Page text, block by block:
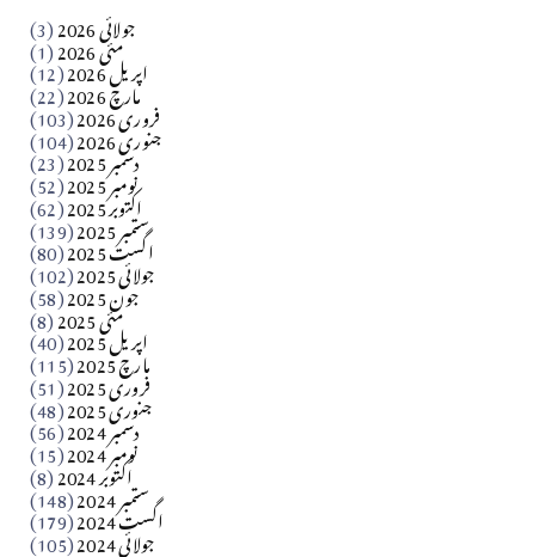
آزاد کشمیر جیسے احتجاج کی ضرورت ہے؟ از،،، ظہیرالدین
جولائی 2026 (3) مئی 2026 (1) اپریل 2026 (12) مارچ 2026 (22) فروری 2026 (103) جنوری 2026 (104) دسمبر 2025 (23) نومبر 2025 (52) اکتوبر 2025 (62) ستمبر 2025 (139) اگست 2025 (80) جولائی 2025 (102) جون 2025 (58) مئی 2025 (8) اپریل 2025 (40) مارچ 2025 (115) فروری 2025 (51) جنوری 2025 (48) دسمبر 2024 (56) نومبر 2024 (15) اکتوبر 2024 (8) ستمبر 2024 (148) اگست 2024 (179) جولائی 2024 (105)